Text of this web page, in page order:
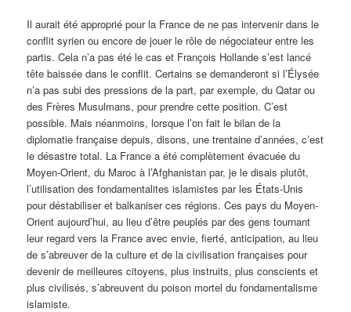
Il aurait été approprié pour la France de ne pas intervenir dans le
conflit syrien ou encore de jouer le rôle de négociateur entre les
partis. Cela n’a pas été le cas et François Hollande s’est lancé
tête baissée dans le conflit. Certains se demanderont si l’Élysée
n’a pas subi des pressions de la part, par exemple, du Qatar ou
des Frères Musulmans, pour prendre cette position. C’est
possible. Mais néanmoins, lorsque l’on fait le bilan de la
diplomatie française depuis, disons, une trentaine d’années, c’est
le désastre total. La France a été complètement évacuée du
Moyen-Orient, du Maroc à l’Afghanistan par, je le disais plutôt,
l’utilisation des fondamentalites islamistes par les États-Unis
pour déstabiliser et balkaniser ces régions. Ces pays du Moyen-
Orient aujourd’hui, au lieu d’être peuplés par des gens tournant
leur regard vers la France avec envie, fierté, anticipation, au lieu
de s’abreuver de la culture et de la civilisation françaises pour
devenir de meilleures citoyens, plus instruits, plus conscients et
plus civilisés, s’abreuvent du poison mortel du fondamentalisme
islamiste.